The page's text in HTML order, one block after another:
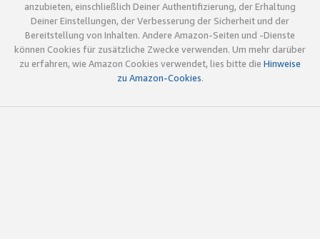
anzubieten, einschließlich Deiner Authentifizierung, der Erhaltung
Deiner Einstellungen, der Verbesserung der Sicherheit und der
Bereitstellung von Inhalten. Andere Amazon-Seiten und -Dienste
können Cookies für zusätzliche Zwecke verwenden. Um mehr darüber
zu erfahren, wie Amazon Cookies verwendet, lies bitte die Hinweise
zu Amazon-Cookies.